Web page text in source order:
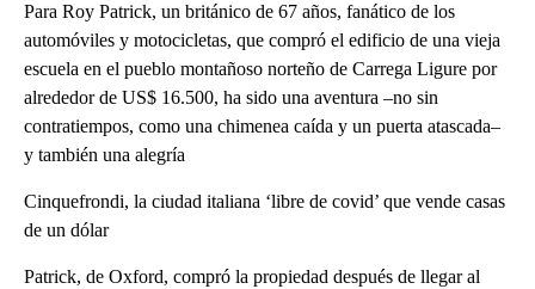
Para Roy Patrick, un británico de 67 años, fanático de los
automóviles y motocicletas, que compró el edificio de una vieja
escuela en el pueblo montañoso norteño de Carrega Ligure por
alrededor de US$ 16.500, ha sido una aventura –no sin
contratiempos, como una chimenea caída y un puerta atascada–
y también una alegría
Cinquefrondi, la ciudad italiana ‘libre de covid’ que vende casas
de un dólar
Patrick, de Oxford, compró la propiedad después de llegar al